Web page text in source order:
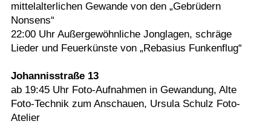
mittelalterlichen Gewande von den „Gebrüdern
Nonsens“
22:00 Uhr Außergewöhnliche Jonglagen, schräge
Lieder und Feuerkünste von „Rebasius Funkenflug“
Johannisstraße 13
ab 19:45 Uhr Foto-Aufnahmen in Gewandung, Alte
Foto-Technik zum Anschauen, Ursula Schulz Foto-
Atelier